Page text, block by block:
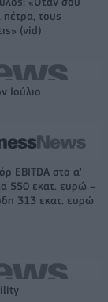
πέτρα, τους
(vid)
Ιούλιο
EBITDA στο α'
550 εκατ. ευρώ –
313 εκατ. ευρώ